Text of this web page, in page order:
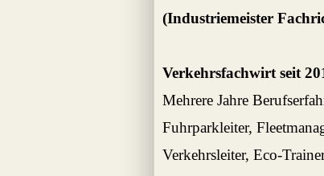
(Industriemeister
Verkehrsfachwirt seit
Mehrere Jahre
Fuhrparkleiter,
Verkehrsleiter, Eco-